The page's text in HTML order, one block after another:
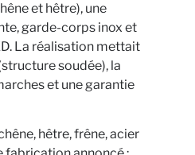
et hêtre), une
garde-corps inox et
La réalisation mettait
soudée), la
et une garantie
hêtre, frêne, acier